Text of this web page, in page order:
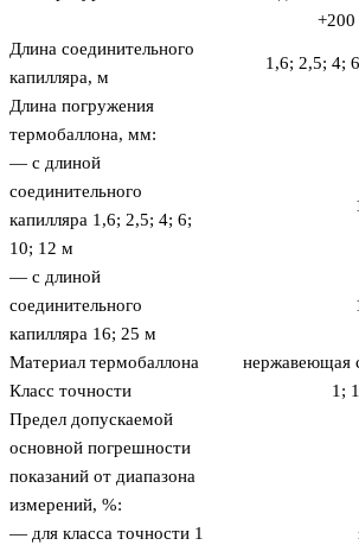
+200
Длина соединительного
капилляра, м
1,6; 2,5; 4;
Длина погружения
термобаллона, мм:
— с длиной
соединительного
капилляра 1,6; 2,5; 4; 6;
10; 12 м
— с длиной
соединительного
капилляра 16; 25 м
Материал термобаллона
нержавеющая
Класс точности
1;
Предел допускаемой
основной погрешности
показаний от диапазона
измерений, %:
— для класса точности 1